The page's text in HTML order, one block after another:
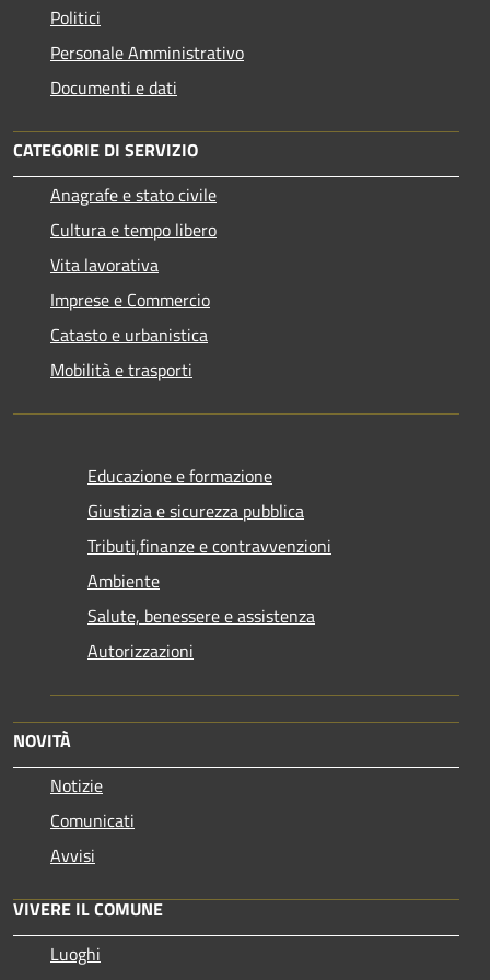
Politici
Personale Amministrativo
Documenti e dati
CATEGORIE DI SERVIZIO
Anagrafe e stato civile
Cultura e tempo libero
Vita lavorativa
Imprese e Commercio
Catasto e urbanistica
Mobilità e trasporti
Educazione e formazione
Giustizia e sicurezza pubblica
Tributi,finanze e contravvenzioni
Ambiente
Salute, benessere e assistenza
Autorizzazioni
NOVITÀ
Notizie
Comunicati
Avvisi
VIVERE IL COMUNE
Luoghi